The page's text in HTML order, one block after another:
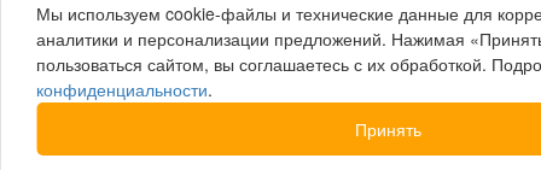
Мы используем cookie-файлы и технические данные для
аналитики и персонализации предложений. Нажимая
пользоваться сайтом, вы соглашаетесь с их обработкой.
конфиденциальности.
Принять